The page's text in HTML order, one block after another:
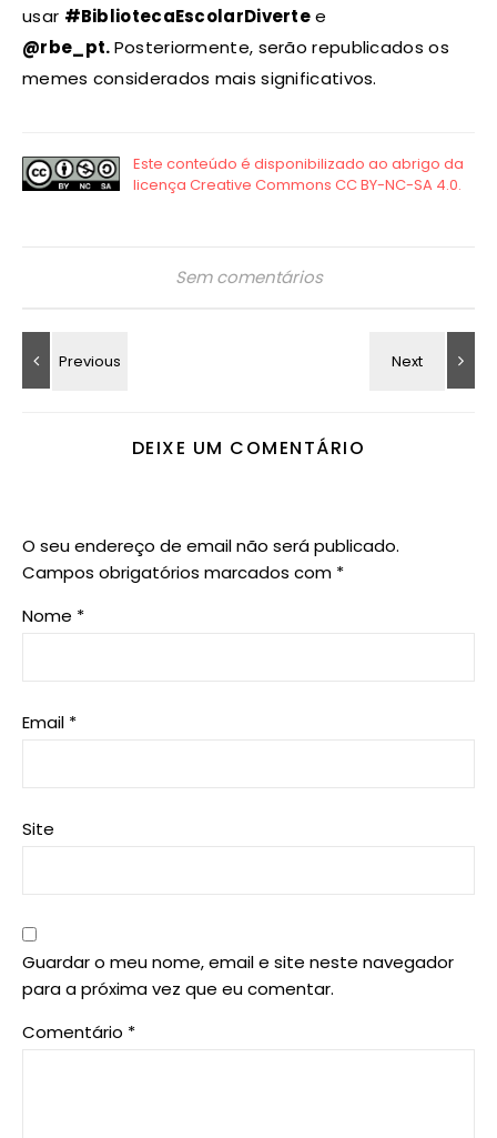
usar #BibliotecaEscolarDivertee
@rbe_pt.Posteriormente, serão republicados os
memes considerados mais significativos.
Sem comentários
DEIXE UM COMENTÁRIO
O seu endereço de email não será publicado.
Campos obrigatórios marcados com *
Nome *
Email *
Site
Guardar o meu nome, email e site neste navegador
para a próxima vez que eu comentar.
Comentário *